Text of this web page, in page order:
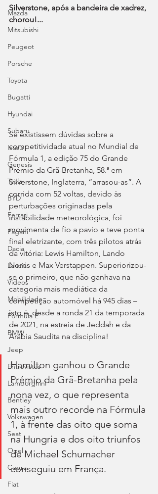
Mazda
Mitsubishi
Peugeot
Porsche
Toyota
Bugatti
Hyundai
Subaru
Isuzu
Genesis
Tesla
BYD
Ferrari
Pagani
Dacia
Lancia
Videos
Mobilidade
Fórmula E
BMW
Jeep
Entrevistas
Lamborghini
Bentley
Volkswagen
Seat
Opel
Cupra
Fiat
Silverstone, após a bandeira de xadrez,
chorou!...
Se existissem dúvidas sobre a
competitividade atual no Mundial de
Fórmula 1, a edição 75 do Grande
Prémio da Grã-Bretanha, 58.ª em
Silverstone, Inglaterra, “arrasou-as”. A
corrida com 52 voltas, devido às
perturbações originadas pela
instabilidade meteorológica, foi
movimenta de fio a pavio e teve ponta
final eletrizante, com três pilotos atrás
da vitória: Lewis Hamilton, Lando
Norris e Max Verstappen. Superiorizou-
se o primeiro, que não ganhava na
categoria mais mediática da
competição automóvel há 945 dias –
isto é, desde a ronda 21 da temporada
de 2021, na estreia de Jeddah e da
Arábia Saudita na disciplina!
Hamilton ganhou o Grande
Prémio da Grã-Bretanha pela
nona vez, o que representa
mais outro recorde na Fórmula
1, à frente das oito que soma
na Hungria e dos oito triunfos
de Michael Schumacher
conseguiu em França.